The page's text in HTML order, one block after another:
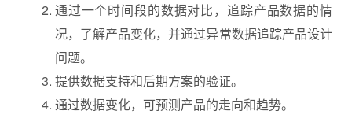
通过一个时间段的数据对比，追踪产品数据的情
况，了解产品变化，并通过异常数据追踪产品设计
问题。
提供数据支持和后期方案的验证。
通过数据变化，可预测产品的走向和趋势。